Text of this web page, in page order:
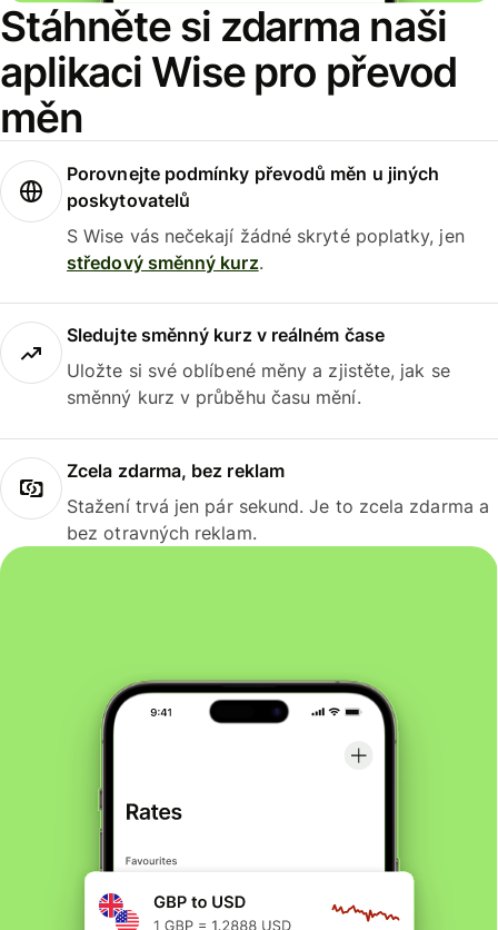
Stáhněte si zdarma naši
aplikaci Wise pro převod
měn
Porovnejte podmínky převodů měn u jiných
poskytovatelů
S Wise vás nečekají žádné skryté poplatky, jen
středový směnný kurz.
Sledujte směnný kurz v reálném čase
Uložte si své oblíbené měny a zjistěte, jak se
směnný kurz v průběhu času mění.
Zcela zdarma, bez reklam
Stažení trvá jen pár sekund. Je to zcela zdarma a
bez otravných reklam.